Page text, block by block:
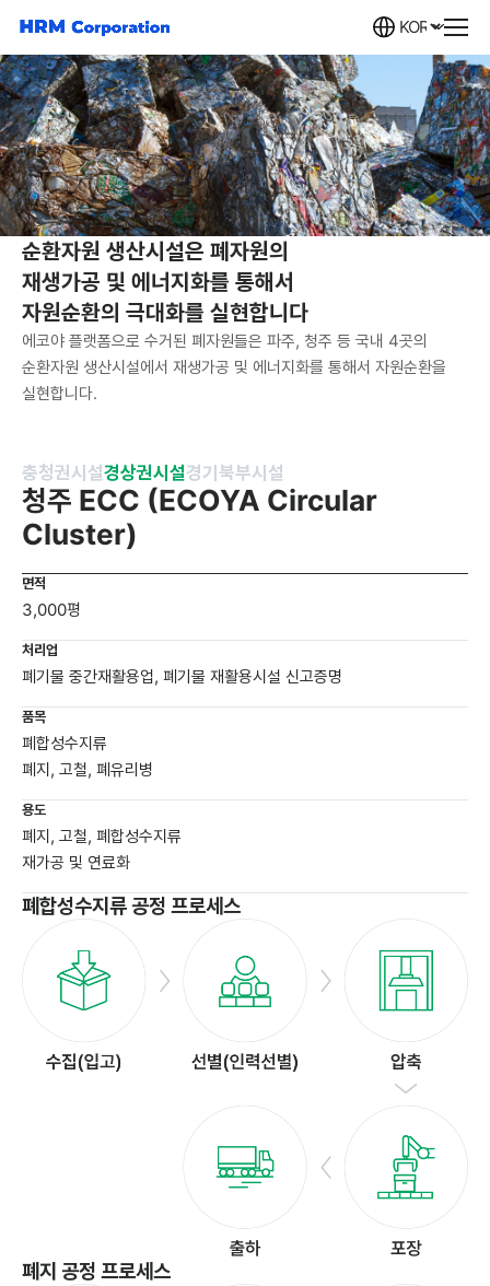
순환자원 생산시설
순환자원 생산시설은 폐자원의
재생가공 및 에너지화를 통해서
자원순환의 극대화를 실현합니다
에코야 플랫폼으로 수거된 폐자원들은 파주, 청주 등 국내 4곳의
순환자원 생산시설에서 재생가공 및 에너지화를 통해서 자원순환을
실현합니다.
충청권시설경상권시설경기북부시설
청주 ECC (ECOYA Circular
Cluster)
면적
3,000평
처리업
폐기물 중간재활용업, 폐기물 재활용시설 신고증명
품목
폐합성수지류
폐지, 고철, 폐유리병
용도
폐지, 고철, 폐합성수지류
재가공 및 연료화
폐합성수지류 공정 프로세스
폐지 공정 프로세스